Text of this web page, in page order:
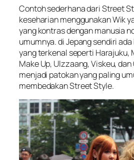
Contoh sederhana dari Street
keseharian menggunakan Wik
yang kontras dengan manusia
umumnya. di Jepang sendiri
yang terkenal seperti Harajuku,
Make Up, Ulzzaang, Viskeu,
menjadi patokan yang paling
membedakan Street Style.